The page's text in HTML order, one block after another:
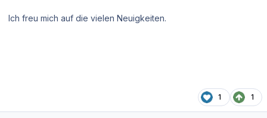
Ich freu mich auf die vielen Neuigkeiten.
1 1